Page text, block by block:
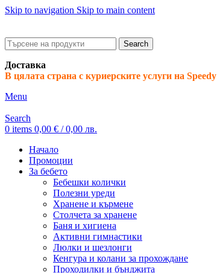
Skip to navigation Skip to main content
Search
Доставка
В цялата страна с куриерските услуги на Speedy
Menu
Search
0 items 0,00 € / 0,00 лв.
Начало
Промоции
За бебето
Бебешки колички
Полезни уреди
Хранене и кърмене
Столчета за хранене
Баня и хигиена
Активни гимнастики
Люлки и шезлонги
Кенгура и колани за прохождане
Проходилки и бънджита